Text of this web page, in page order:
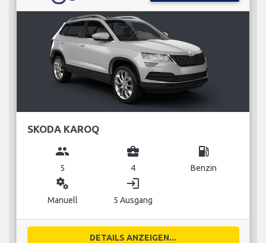
SKODA KAROQ
group
5
business_center
4
local_gas_station
Benzin
miscellaneous_services
Manuell
login
5 Ausgang
DETAILS ANZEIGEN...